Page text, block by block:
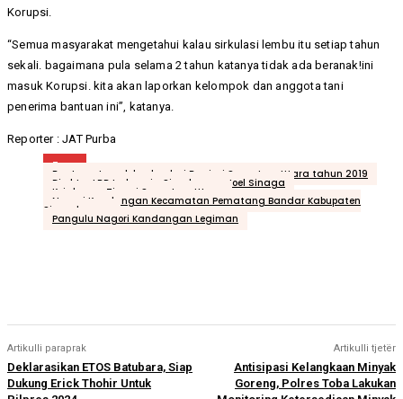
Korupsi.
“Semua masyarakat mengetahui kalau sirkulasi lembu itu setiap tahun
sekali. bagaimana pula selama 2 tahun katanya tidak ada beranak!ini
masuk Korupsi. kita akan laporkan kelompok dan anggota tani
penerima bantuan ini”, katanya.
Reporter : JAT Purba
Tags
Bantuan ternak lembu dari Provinsi Sumatera Utara tahun 2019
Direktur LRR Indonesia Simalungun Joel Sinaga
Kejaksaan Tinggi Sumatera Utara
Nagori Kandangan Kecamatan Pematang Bandar Kabupaten
Siamalungun
Pangulu Nagori Kandangan Legiman
Artikulli paraprak
Deklarasikan ETOS Batubara, Siap
Dukung Erick Thohir Untuk
Artikulli tjetër
Antisipasi Kelangkaan Minyak
Goreng, Polres Toba Lakukan